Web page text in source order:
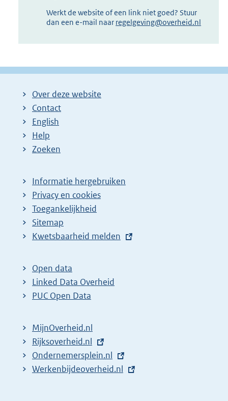
Werkt de website of een link niet goed? Stuur
dan een e-mail naar regelgeving@overheid.nl
Over deze website
Contact
English
Help
Zoeken
Informatie hergebruiken
Privacy en cookies
Toegankelijkheid
Sitemap
E
t
e
r
l
i
n
k
Kwetsbaarheid melden
Open data
Linked Data Overheid
PUC Open Data
MijnOverheid.nl
E
x
t
Rijksoverheid.nl
E
x
Ondernemersplein.nl
E
Werkenbijdeoverheid.nl